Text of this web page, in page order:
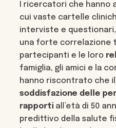
I ricercatori che hanno
cui vaste cartelle
interviste e
una forte correlazione
partecipanti e le loro
famiglia, gli amici e la
hanno riscontrato che
soddisfazione delle
rapporti all’età di 50
predittivo della salute